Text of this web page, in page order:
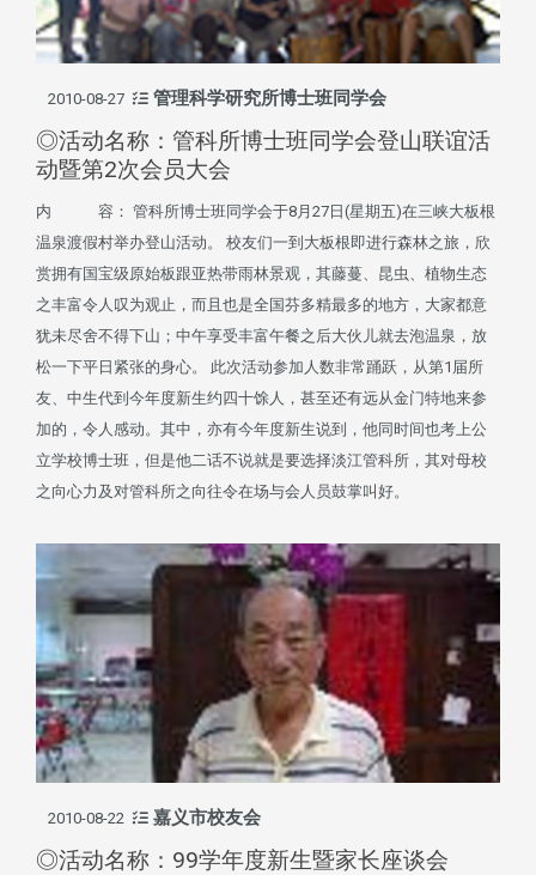
2010-08-27 管理科学研究所博士班同学会
◎活动名称：管科所博士班同学会登山联谊活
动暨第2次会员大会
内 容： 管科所博士班同学会于8月27日(星期五)在三峡大板根
温泉渡假村举办登山活动。 校友们一到大板根即进行森林之旅，欣
赏拥有国宝级原始板跟亚热带雨林景观，其藤蔓、昆虫、植物生态
之丰富令人叹为观止，而且也是全国芬多精最多的地方，大家都意
犹未尽舍不得下山；中午享受丰富午餐之后大伙儿就去泡温泉，放
松一下平日紧张的身心。 此次活动参加人数非常踊跃，从第1届所
友、中生代到今年度新生约四十馀人，甚至还有远从金门特地来参
加的，令人感动。其中，亦有今年度新生说到，他同时间也考上公
立学校博士班，但是他二话不说就是要选择淡江管科所，其对母校
之向心力及对管科所之向往令在场与会人员鼓掌叫好。
2010-08-22 嘉义市校友会
◎活动名称：99学年度新生暨家长座谈会